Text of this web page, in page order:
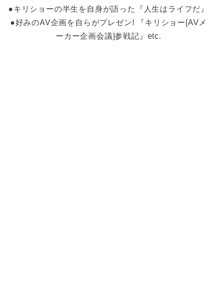
●キリショーの半生を自身が語った『人生はライフだ』
●好みのAV企画を自らがプレゼン! 『キリショー[AVメ
ーカー企画会議]参戦記』etc.